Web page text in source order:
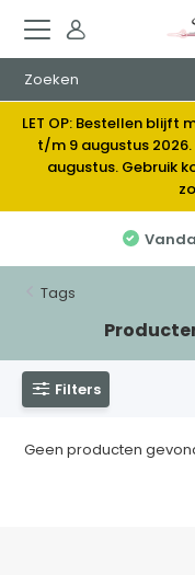
LET OP: Bestellen blijft
t/m 9 augustus
augustus. Gebruik
Tags
Filters
Geen producten